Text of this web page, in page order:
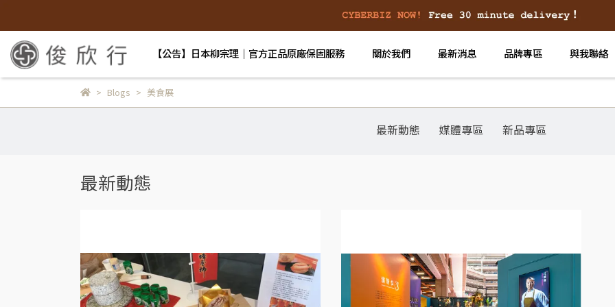
【公告】日本柳宗理｜官方正品原廠保固服務 關於我們 最新消息 品牌專區 與我聯絡
Blogs 美食展
最新動態 媒體專區 新品專區
最新動態